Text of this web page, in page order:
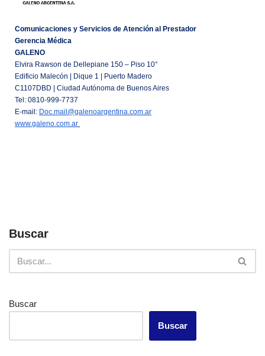
Comunicaciones y Servicios de Atención al Prestador
Gerencia Médica
GALENO
Elvira Rawson de Dellepiane 150 – Piso 10°
Edificio Malecón | Dique 1 | Puerto Madero
C1107DBD | Ciudad Autónoma de Buenos Aires
Tel: 0810-999-7737
E-mail: Doc.mail@galenoargentina.com.ar
www.galeno.com.ar
Buscar
Buscar
Buscar